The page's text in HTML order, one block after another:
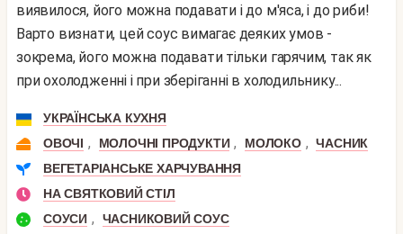
виявилося, його можна подавати і до м'яса, і до риби!
Варто визнати, цей соус вимагає деяких умов -
зокрема, його можна подавати тільки гарячим, так як
при охолодженні і при зберіганні в холодильнику...
УКРАЇНСЬКА КУХНЯ
ОВОЧІ , МОЛОЧНІ ПРОДУКТИ , МОЛОКО , ЧАСНИК
ВЕГЕТАРІАНСЬКЕ ХАРЧУВАННЯ
НА СВЯТКОВИЙ СТІЛ
СОУСИ , ЧАСНИКОВИЙ СОУС